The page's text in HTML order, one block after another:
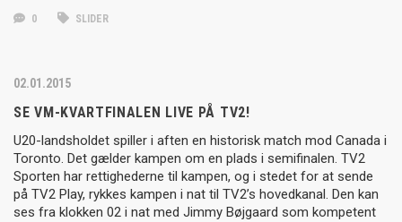
0 SLIDER
02.01.2015
SE VM-KVARTFINALEN LIVE PÅ TV2!
U20-landsholdet spiller i aften en historisk match mod Canada i
Toronto. Det gælder kampen om en plads i semifinalen. TV2
Sporten har rettighederne til kampen, og i stedet for at sende
på TV2 Play, rykkes kampen i nat til TV2’s hovedkanal. Den kan
ses fra klokken 02 i nat med Jimmy Bøjgaard som kompetent